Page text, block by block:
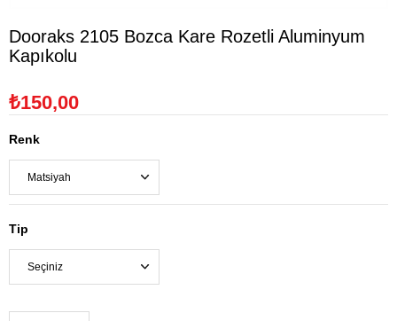
Dooraks 2105 Bozca Kare Rozetli Aluminyum
Kapıkolu
₺150,00
Renk
Tip